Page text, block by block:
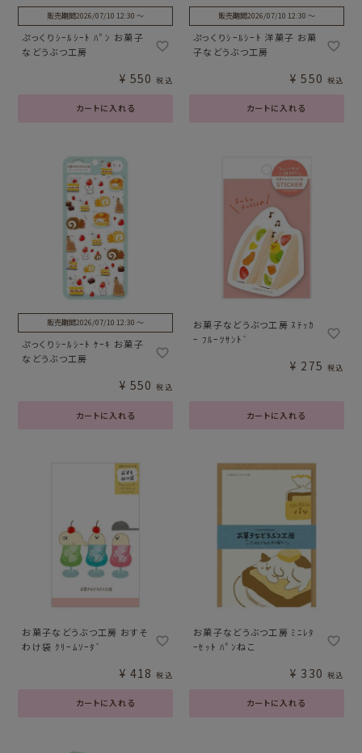
販売期間2026/07/10 12:30〜
ぷっくりｼｰﾙｼｰﾄ ﾊﾟﾝ お菓子
などうぶつ工房
カートに入れる
¥ 550 税込
販売期間2026/07/10 12:30 〜
ぷっくりｼｰﾙｼｰﾄ 洋菓子 お菓
子などうぶつ工房
カートに入れる
¥ 550 税込
販売期間2026/07/10 12:30〜
ぷっくりｼｰﾙｼｰﾄ ｹｰｷ お菓子
などうぶつ工房
カートに入れる
¥ 550 税込
お菓子などうぶつ工房 ｽﾃｯｶ
ｰ ﾌﾙｰﾂｻﾝﾄﾞ
カートに入れる
¥ 275 税込
お菓子などうぶつ工房 おすそ
わけ袋 ｸﾘｰﾑｿｰﾀﾞ
カートに入れる
¥ 418 税込
お菓子などうぶつ工房 ﾐﾆﾚﾀ
ｰｾｯﾄ ﾊﾟﾝねこ
カートに入れる
¥ 330 税込